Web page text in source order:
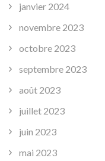
janvier 2024
novembre 2023
octobre 2023
septembre 2023
août 2023
juillet 2023
juin 2023
mai 2023